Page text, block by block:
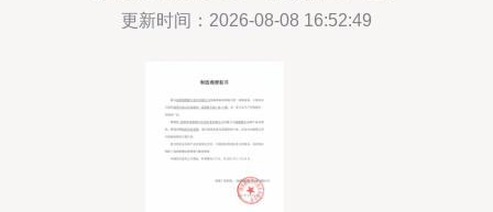
更新时间：2026-08-08 16:52:49